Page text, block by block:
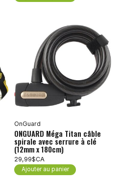
OnGuard
ONGUARD Méga Titan câble
spirale avec serrure à clé
(12mm x 180cm)
29,99$CA
Ajouter au panier